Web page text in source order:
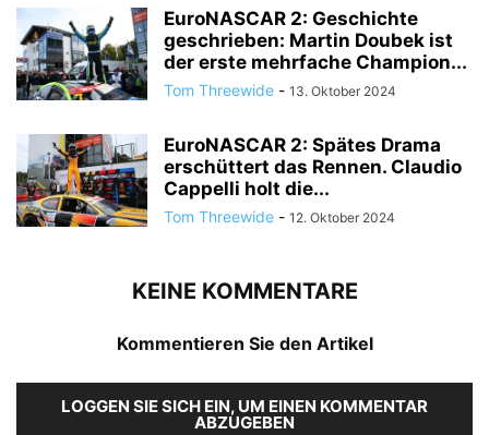
EuroNASCAR 2: Geschichte
geschrieben: Martin Doubek ist
der erste mehrfache Champion...
Tom Threewide - 13. Oktober 2024
EuroNASCAR 2: Spätes Drama
erschüttert das Rennen. Claudio
Cappelli holt die...
Tom Threewide - 12. Oktober 2024
KEINE KOMMENTARE
Kommentieren Sie den Artikel
LOGGEN SIE SICH EIN, UM EINEN KOMMENTAR
ABZUGEBEN